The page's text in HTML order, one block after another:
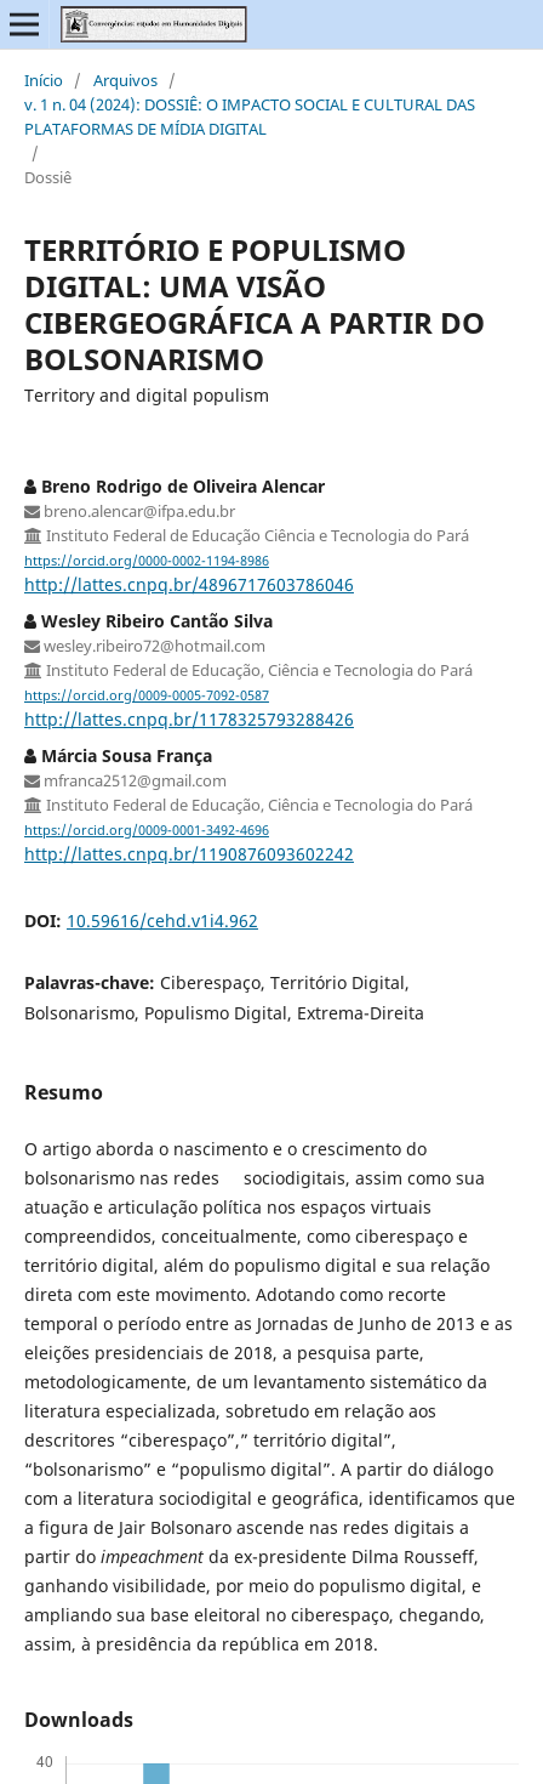
Início / Arquivos /
v. 1 n. 04 (2024): DOSSIÊ: O IMPACTO SOCIAL E CULTURAL DAS
PLATAFORMAS DE MÍDIA DIGITAL
/
Dossiê
TERRITÓRIO E POPULISMO
DIGITAL: UMA VISÃO
CIBERGEOGRÁFICA A PARTIR DO
BOLSONARISMO
Territory and digital populism
Breno Rodrigo de Oliveira Alencar
breno.alencar@ifpa.edu.br
Instituto Federal de Educação Ciência e Tecnologia do Pará
https://orcid.org/0000-0002-1194-8986
http://lattes.cnpq.br/4896717603786046
Wesley Ribeiro Cantão Silva
wesley.ribeiro72@hotmail.com
Instituto Federal de Educação, Ciência e Tecnologia do Pará
https://orcid.org/0009-0005-7092-0587
http://lattes.cnpq.br/1178325793288426
Márcia Sousa França
mfranca2512@gmail.com
Instituto Federal de Educação, Ciência e Tecnologia do Pará
https://orcid.org/0009-0001-3492-4696
http://lattes.cnpq.br/1190876093602242
DOI: 10.59616/cehd.v1i4.962
Palavras-chave: Ciberespaço, Território Digital,
Bolsonarismo, Populismo Digital, Extrema-Direita
Resumo
O artigo aborda o nascimento e o crescimento do
bolsonarismo nas redes sociodigitais, assim como sua
atuação e articulação política nos espaços virtuais
compreendidos, conceitualmente, como ciberespaço e
território digital, além do populismo digital e sua relação
direta com este movimento. Adotando como recorte
temporal o período entre as Jornadas de Junho de 2013 e as
eleições presidenciais de 2018, a pesquisa parte,
metodologicamente, de um levantamento sistemático da
literatura especializada, sobretudo em relação aos
descritores “ciberespaço”,” território digital”,
“bolsonarismo” e “populismo digital”. A partir do diálogo
com a literatura sociodigital e geográfica, identificamos que
a figura de Jair Bolsonaro ascende nas redes digitais a
partir do impeachmentda ex-presidente Dilma Rousseff,
ganhando visibilidade, por meio do populismo digital, e
ampliando sua base eleitoral no ciberespaço, chegando,
assim, à presidência da república em 2018.
Downloads